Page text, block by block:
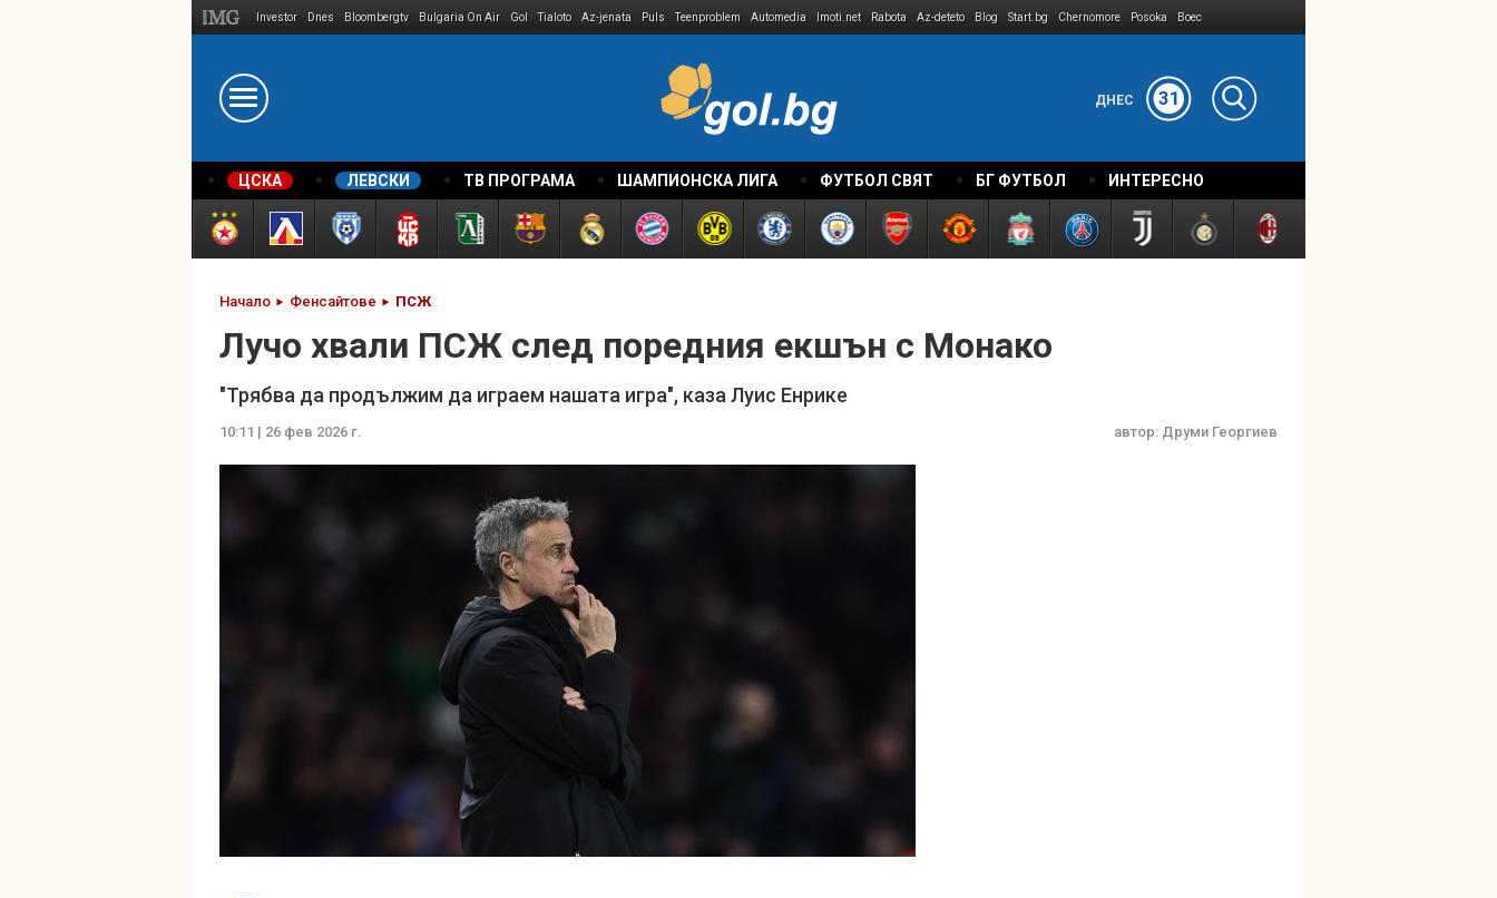
Investor Dnes Bloombergtv Bulgaria On Air Gol Tialoto Az-jenata Puls Teenproblem Automedia Imoti.net Rabota Az-deteto Blog Start.bg Chernomore Posoka Boec
ДНЕС 31
ЦСКА ЛЕВСКИ ТВ ПРОГРАМА ШАМПИОНСКА ЛИГА ФУТБОЛ СВЯТ БГ ФУТБОЛ ИНТЕРЕСНО
Начало Фенсайтове ПСЖ
Лучо хвали ПСЖ след поредния екшън с Монако
"Трябва да продължим да играем нашата игра", каза Луис Енрике
10:11 | 26 фев 2026 г. автор: Друми Георгиев